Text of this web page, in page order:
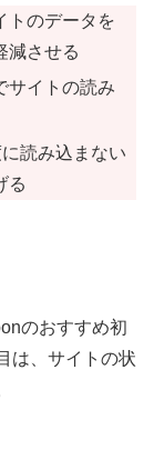
トのデータを
減させる
サイトの読み
読み込まない
る
のおすすめ初
は、サイトの状